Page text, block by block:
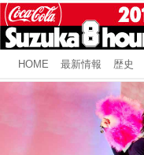
HOME 最新情報 歴史